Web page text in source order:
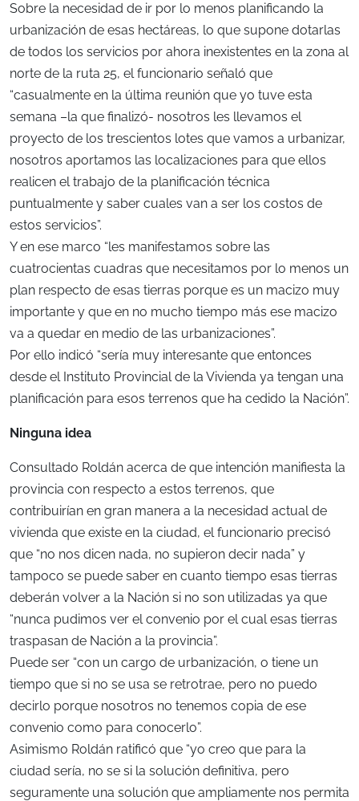
Sobre la necesidad de ir por lo menos planificando la
urbanización de esas hectáreas, lo que supone dotarlas
de todos los servicios por ahora inexistentes en la zona al
norte de la ruta 25, el funcionario señaló que
“casualmente en la última reunión que yo tuve esta
semana –la que finalizó- nosotros les llevamos el
proyecto de los trescientos lotes que vamos a urbanizar,
nosotros aportamos las localizaciones para que ellos
realicen el trabajo de la planificación técnica
puntualmente y saber cuales van a ser los costos de
estos servicios”.
Y en ese marco “les manifestamos sobre las
cuatrocientas cuadras que necesitamos por lo menos un
plan respecto de esas tierras porque es un macizo muy
importante y que en no mucho tiempo más ese macizo
va a quedar en medio de las urbanizaciones”.
Por ello indicó “sería muy interesante que entonces
desde el Instituto Provincial de la Vivienda ya tengan una
planificación para esos terrenos que ha cedido la Nación”.
Ninguna idea
Consultado Roldán acerca de que intención manifiesta la
provincia con respecto a estos terrenos, que
contribuirían en gran manera a la necesidad actual de
vivienda que existe en la ciudad, el funcionario precisó
que “no nos dicen nada, no supieron decir nada” y
tampoco se puede saber en cuanto tiempo esas tierras
deberán volver a la Nación si no son utilizadas ya que
“nunca pudimos ver el convenio por el cual esas tierras
traspasan de Nación a la provincia”.
Puede ser “con un cargo de urbanización, o tiene un
tiempo que si no se usa se retrotrae, pero no puedo
decirlo porque nosotros no tenemos copia de ese
convenio como para conocerlo”.
Asimismo Roldán ratificó que “yo creo que para la
ciudad sería, no se si la solución definitiva, pero
seguramente una solución que ampliamente nos permita